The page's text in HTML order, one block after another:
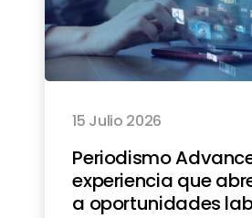
15 Julio 2026
Periodismo
experiencia que
a oportunidades